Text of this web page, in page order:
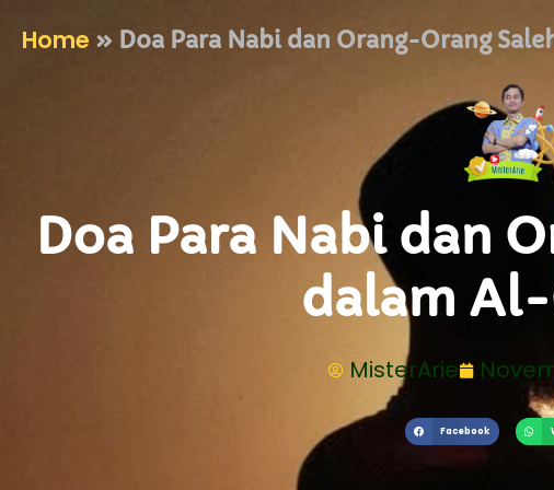
Home » Doa Para Nabi dan Orang-Orang
Doa Para Nabi dan
dalam
MisterArie
Facebook